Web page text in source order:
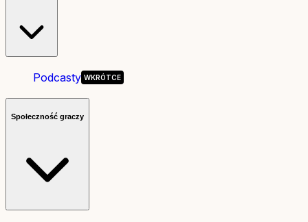
Podcasty
Społeczność graczy